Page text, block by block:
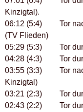
Kinzigtal).
06:12 (5:4) Tor
(TV Flieden)
05:29 (5:3) Tor
04:28 (4:3) Tor
03:55 (3:3) Tor
Kinzigtal)
03:21 (2:3) Tor
02:43 (2:2) Tor